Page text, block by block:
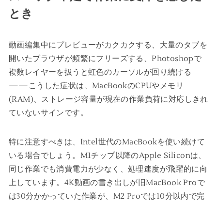
とき
動画編集中にプレビューがカクカクする、大量のタブを
開いたブラウザが頻繁にフリーズする、Photoshopで
複数レイヤーを扱うと虹色のカーソルが回り続ける
——こうした症状は、MacBookのCPUやメモリ
(RAM)、ストレージ容量が現在の作業負荷に対応しきれ
ていないサインです。
特に注意すべきは、Intel世代のMacBookを使い続けて
いる場合でしょう。M1チップ以降のApple Siliconは、
同じ作業でも消費電力が少なく、処理速度が飛躍的に向
上しています。4K動画の書き出しが旧MacBook Proで
は30分かかっていた作業が、M2 Proでは10分以内で完